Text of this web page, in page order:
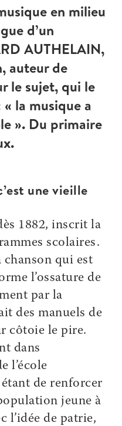
en milieu
d’un
AUTHELAIN,
auteur de
le sujet, qui le
la musique a
». Du primaire
une vieille
1882, inscrit la
scolaires.
chanson qui est
l’ossature de
par la
des manuels de
côtoie le pire.
dans
l’école
de renforcer
jeune à
l’idée de patrie,